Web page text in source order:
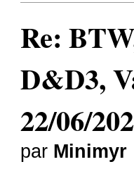
Re:
D&D3,
22/06/
par Minimyr